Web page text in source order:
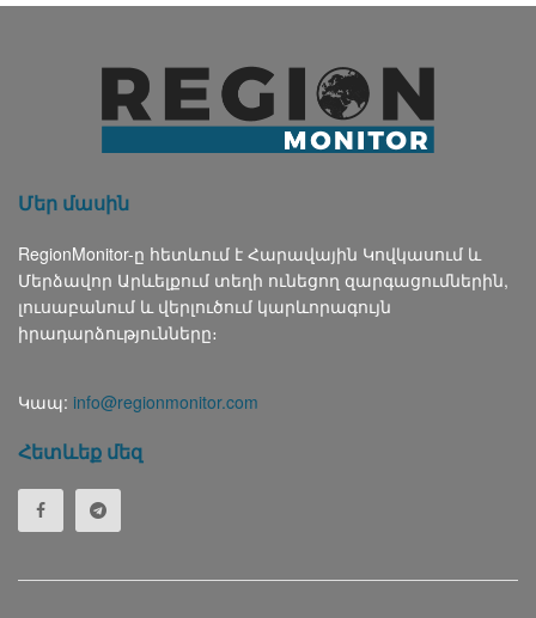
Մեր մասին
RegionMonitor-ը հետևում է Հարավային Կովկասում և
Մերձավոր Արևելքում տեղի ունեցող զարգացումներին,
լուսաբանում և վերլուծում կարևորագույն
իրադարձությունները։
Կապ: info@regionmonitor.com
Հետևեք մեզ